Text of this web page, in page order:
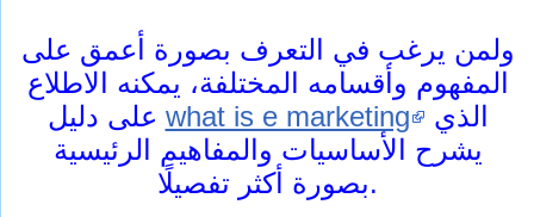
ولمن يرغب في التعرف بصورة أعمق على
المفهوم وأقسامه المختلفة، يمكنه الاطلاع
what is e marketing
يشرح الأساسيات والمفاهيم الرئيسية
بصورة أكثر تفصيلًا.